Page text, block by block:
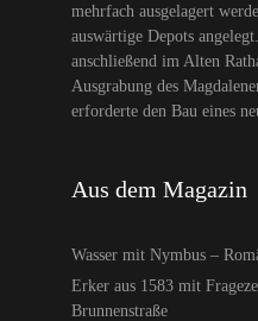
mehrfach ausgelagert
auswärtige Depots
anschließend im Alten
Ausgrabung des
erforderte den Bau eines
Aus dem Magazin
Wasser mit Nymbus –
Erker aus 1583 mit
Brunnenstraße